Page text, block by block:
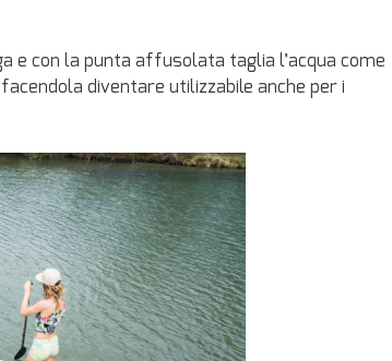
e con la punta affusolata taglia l’acqua come
diventare utilizzabile anche per i